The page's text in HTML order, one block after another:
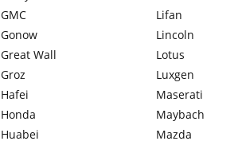
GMC
Gonow
Great Wall
Groz
Hafei
Honda
Huabei
Lifan
Lincoln
Lotus
Luxgen
Maserati
Maybach
Mazda